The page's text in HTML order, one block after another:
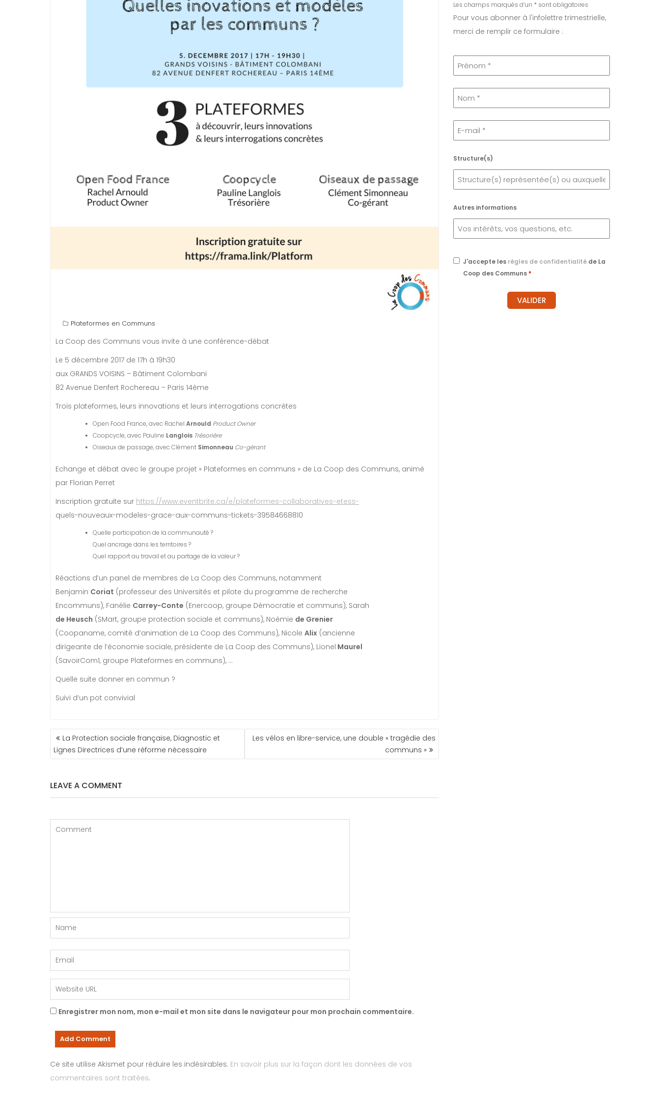
Plateformes en Communs
La Coop des Communs vous invite à une conférence-débat
Le 5 décembre 2017 de 17h à 19h30
aux GRANDS VOISINS – Bâtiment Colombani
82 Avenue Denfert Rochereau – Paris 14ème
Trois plateformes, leurs innovations et leurs interrogations concrètes
Open Food France, avec Rachel Arnould Product Owner
Coopcycle, avec Pauline Langlois Trésorière
Oiseaux de passage, avec Clément Simonneau Co-gérant
Echange et débat avec le groupe projet « Plateformes en communs » de La Coop des Communs, animé
par Florian Perret
Inscription gratuite sur https://www.eventbrite.ca/e/plateformes-collaboratives-etess-
quels-nouveaux-modeles-grace-aux-communs-tickets-39584668810
Quelle participation de la communauté ?
Quel ancrage dans les territoires ?
Quel rapport au travail et au partage de la valeur ?
Réactions d’un panel de membres de La Coop des Communs, notamment
Benjamin Coriat (professeur des Universités et pilote du programme de recherche
Encommuns), Fanélie Carrey-Conte (Enercoop, groupe Démocratie et communs), Sarah
de Heusch (SMart, groupe protection sociale et communs), Noémie de Grenier
(Coopaname, comité d’animation de La Coop des Communs), Nicole Alix (ancienne
dirigeante de l’économie sociale, présidente de La Coop des Communs), Lionel Maurel
(SavoirCom1, groupe Plateformes en communs), …
Quelle suite donner en commun ?
Suivi d’un pot convivial
NAVIGATION
DE
L’ARTICLE
La Protection sociale française, Diagnostic et
Lignes Directrices d’une réforme nécessaire
Les vélos en libre-service, une double « tragédie des
communs »
LEAVE A COMMENT
Enregistrer mon nom, mon e-mail et mon site dans le navigateur pour mon prochain commentaire.
Ce site utilise Akismet pour réduire les indésirables. En savoir plus sur la façon dont les données de vos
commentaires sont traitées.
Les champs marqués d’un *sont obligatoires
Pour vous abonner à l'infolettre trimestrielle,
merci de remplir ce formulaire :
Structure(s)
Autres informations
J'accepte les règles de confidentialité de La
Coop des Communs *